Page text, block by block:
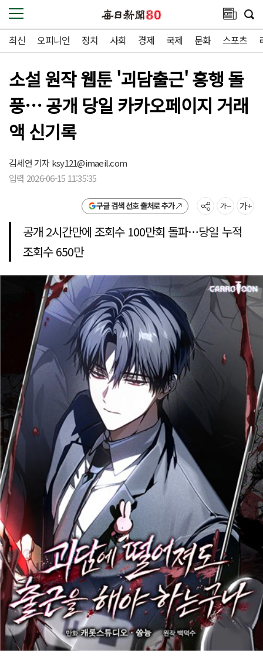
최신 오피니언 정치 사회 경제 국제 문화 스포츠
소설 원작 웹툰 '괴담출근' 흥행 돌
풍… 공개 당일 카카오페이지 거래
액 신기록
김세연 기자ksy121@imaeil.com
입력 2026-06-15 11:35:35
구글 검색 선호 출처로 추가
공개 2시간만에 조회수 100만회 돌파…당일 누적
조회수 650만